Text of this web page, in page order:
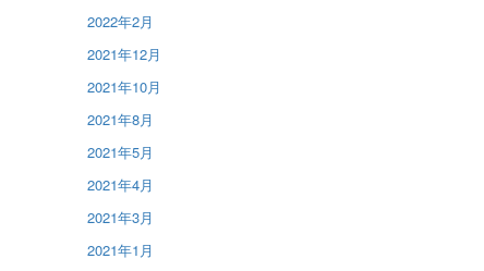
2022年2月
2021年12月
2021年10月
2021年8月
2021年5月
2021年4月
2021年3月
2021年1月